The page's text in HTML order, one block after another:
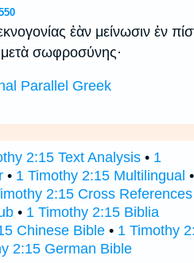
ἐὰν μείνωσιν ἐν
σωφροσύνης·
Parallel Greek
2:15 Text Analysis • 1
• 1 Timothy 2:15 Multilingual
2:15 Cross References
• 1 Timothy 2:15 Biblia
Chinese Bible • 1 Timothy
2:15 German Bible